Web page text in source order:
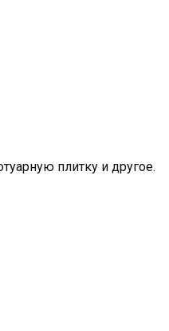
плитку и другое.